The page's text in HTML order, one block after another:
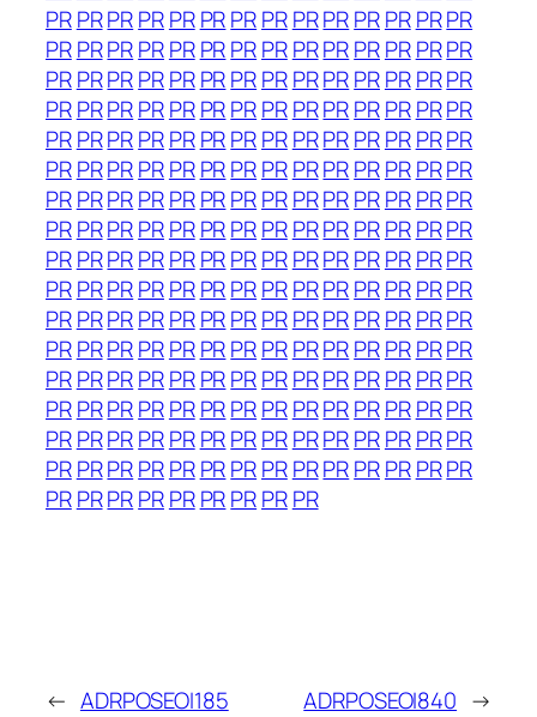
PRPRPRPRPR PRPRPRPRPRPRPR PRPR
PRPRPRPRPR PRPRPRPRPRPRPR PRPR
PRPRPRPRPR PRPRPRPRPRPRPR PRPR
PRPRPRPRPR PRPRPRPRPRPRPR PRPR
PRPRPRPRPR PRPRPRPRPRPRPR PRPR
PRPRPRPRPR PRPRPRPRPRPRPR PRPR
PRPRPRPRPR PRPRPRPRPRPRPR PRPR
PRPRPRPRPR PRPRPRPRPRPRPR PRPR
PRPRPRPRPR PRPRPRPRPRPRPR PRPR
PRPRPRPRPR PRPRPRPRPRPRPR PRPR
PRPRPRPRPR PRPRPRPRPRPRPR PRPR
PRPRPRPRPR PRPRPRPRPRPRPR PRPR
PRPRPRPRPR PRPRPRPRPRPRPR PRPR
PRPRPRPRPR PRPRPRPRPRPRPR PRPR
PRPRPRPRPR PRPRPRPRPRPRPR PRPR
PRPRPRPRPR PRPRPRPRPRPRPR PRPR
PRPRPRPRPR PRPRPRPR
← ADRPOSEOI185 ADRPOSEOI840 →